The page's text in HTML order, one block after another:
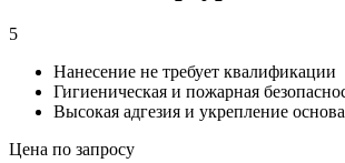
5
Нанесение не требует квалификации
Гигиеническая и пожарная
Высокая адгезия и укрепление
Цена по запросу